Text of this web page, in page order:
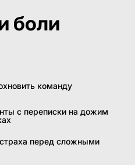
боли
команду
с переписки на дожим
перед сложными